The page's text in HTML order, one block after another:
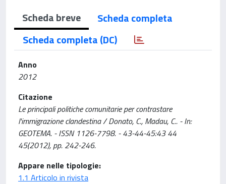
Scheda breve
Scheda completa
Scheda completa (DC)
Anno
2012
Citazione
Le principali politiche comunitarie per contrastare
l'immigrazione clandestina / Donato, C., Madau, C.. - In:
GEOTEMA. - ISSN 1126-7798. - 43-44-45:43 44
45(2012), pp. 242-246.
Appare nelle tipologie:
1.1 Articolo in rivista